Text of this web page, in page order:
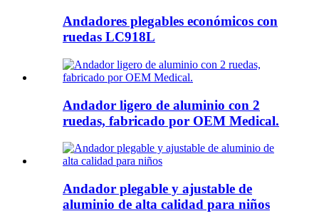
Andadores plegables económicos con
ruedas LC918L
Andador ligero de aluminio con 2
ruedas, fabricado por OEM Medical.
Andador plegable y ajustable de
aluminio de alta calidad para niños